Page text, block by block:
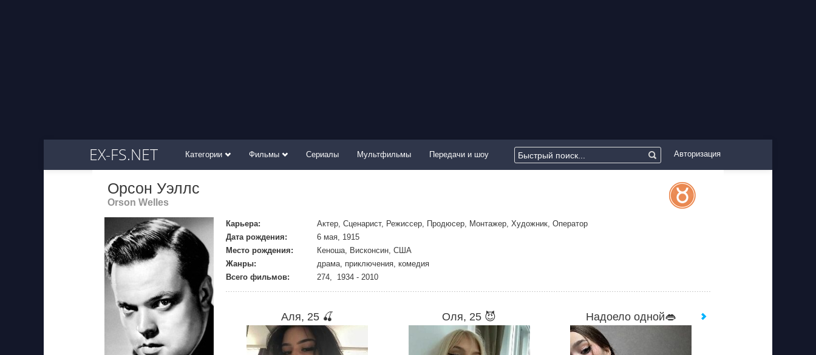
EX-FS.NET Категории Фильмы Сериалы Мультфильмы Передачи и шоу Авторизация
Орсон Уэллс
Orson Welles
Карьера:
Актер, Сценарист, Режиссер, Продюсер, Монтажер, Художник, Оператор
Дата рождения:
6 мая, 1915
Место рождения:
Кеноша, Висконсин, США
Жанры:
драма, приключения, комедия
Всего фильмов:
274, 1934 - 2010
Аля, 25 🍒 Оля, 25 😈 Надоело одной👄